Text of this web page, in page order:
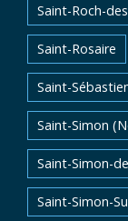
Saint-Roch-
Saint-Rosaire
Saint-
Saint-Simon
Saint-Simon-
Saint-Simon-